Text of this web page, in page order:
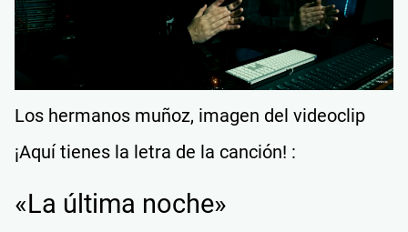
Los hermanos muñoz, imagen del videoclip
¡Aquí tienes la letra de la canción! :
«La última noche»